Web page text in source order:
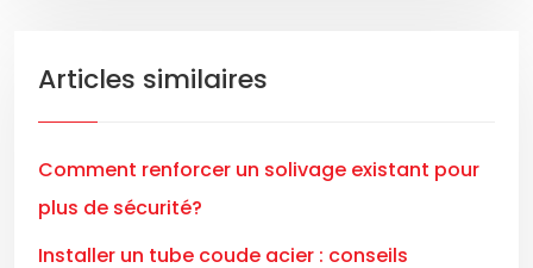
Articles similaires
Comment renforcer un solivage existant pour
plus de sécurité?
Installer un tube coude acier : conseils